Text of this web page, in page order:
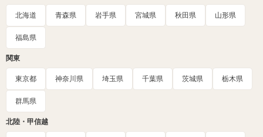
北海道 青森県 岩手県 宮城県 秋田県 山形県
福島県
関東
東京都 神奈川県 埼玉県 千葉県 茨城県 栃木県
群馬県
北陸・甲信越